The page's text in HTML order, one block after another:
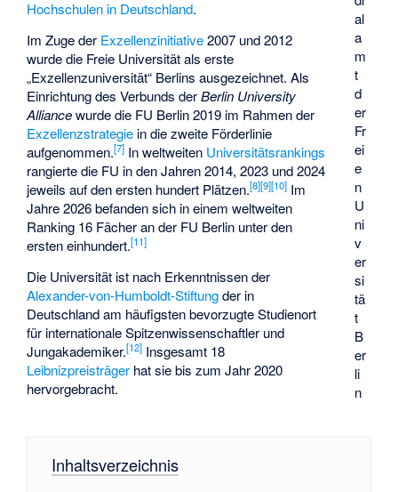
al
a
m
t
d
er
Fr
ei
e
n
U
ni
v
er
si
tä
t
B
er
li
n
Hochschulen in Deutschland.
Im Zuge der Exzellenzinitiative2007 und 2012
wurde die Freie Universität als erste
„Exzellenzuniversität“ Berlins ausgezeichnet. Als
Einrichtung des Verbunds derBerlin University
Alliancewurde die FU Berlin 2019 im Rahmen der
Exzellenzstrategie in die zweite Förderlinie
aufgenommen.[7] In weltweiten Universitätsrankings
rangierte die FU in den Jahren 2014, 2023 und 2024
jeweils auf den ersten hundert Plätzen.[8][9][10] Im
Jahre 2026 befanden sich in einem weltweiten
Ranking 16 Fächer an der FU Berlin unter den
ersten einhundert.[11]
Die Universität ist nach Erkenntnissen der
Alexander-von-Humboldt-Stiftungder in
Deutschland am häufigsten bevorzugte Studienort
für internationale Spitzenwissenschaftler und
Jungakademiker.[12] Insgesamt 18
Leibnizpreisträger hat sie bis zum Jahr 2020
hervorgebracht.
Inhaltsverzeichnis